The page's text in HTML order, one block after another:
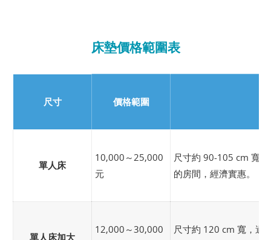
床墊價格範圍表
尺寸 價格範圍
單人床
10,000～25,000
元
尺寸約 90-105 cm 寬
的房間，經濟實惠。
單人床加大
12,000～30,000
尺寸約 120 cm 寬，適